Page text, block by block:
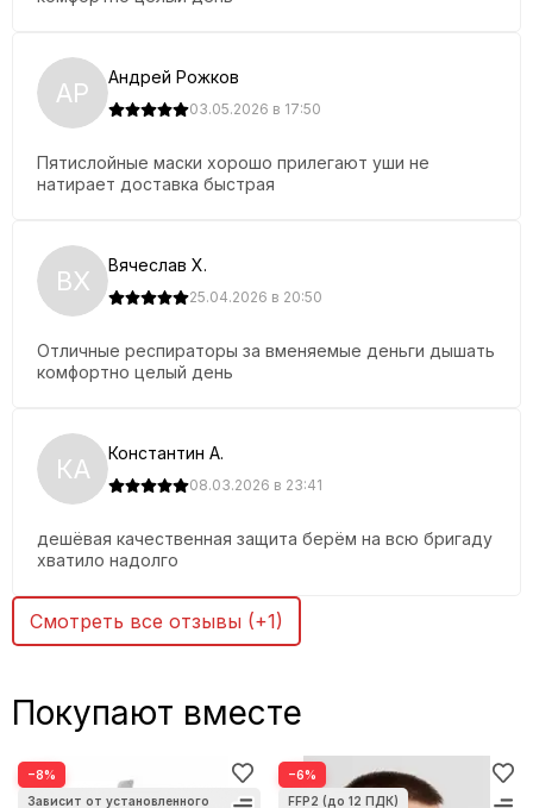
Срок службы полумаски зависит от степени загрязненности
Упаковка: 10 шт.
Количество в транспортной упаковке (коробке):
Производитель:«Jinhua Han», Китай.
N95 и европейскому CE FFP2.
АР Андрей Рожков
03.05.2026 в 17:50
Пятислойные маски хорошо прилегают уши не
натирает доставка быстрая
ВХ Вячеслав Х.
25.04.2026 в 20:50
Отличные респираторы за вменяемые деньги дышать
комфортно целый день
КА Константин А.
08.03.2026 в 23:41
дешёвая качественная защита берём на всю бригаду
хватило надолго
Смотреть все отзывы (+1)
Покупают вместе
−8% −6%